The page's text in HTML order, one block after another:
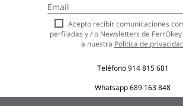
a
nuestro
boletín
de
Acepto recibir comunicaciones
perfiladas y / o Newsletters de
a nuestra Política de
Teléfono914 815 681
Whatsapp689 163 848